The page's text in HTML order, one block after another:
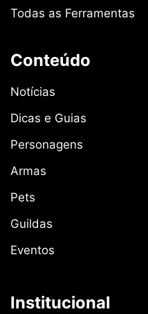
Todas as Ferramentas
Conteúdo
Notícias
Dicas e Guias
Personagens
Armas
Pets
Guildas
Eventos
Institucional